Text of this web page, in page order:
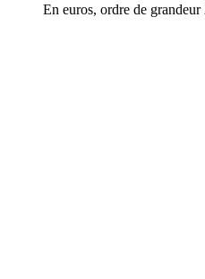
En euros, ordre de grandeur